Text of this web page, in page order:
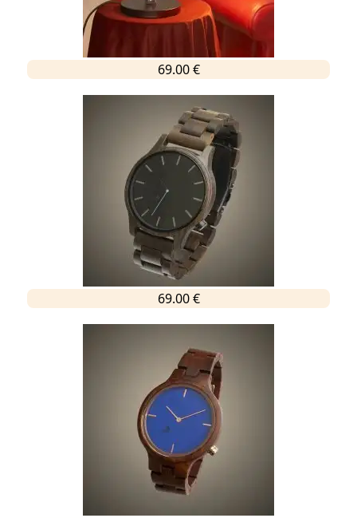
69.00 €
69.00 €